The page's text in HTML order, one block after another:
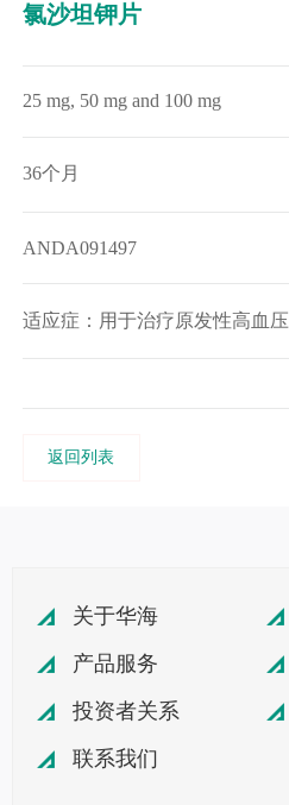
氯沙坦钾片
25 mg, 50 mg and 100 mg
36个月
ANDA091497
适应症：用于治疗原发性高血压
返回列表
关于华海
产品服务
投资者关系
联系我们